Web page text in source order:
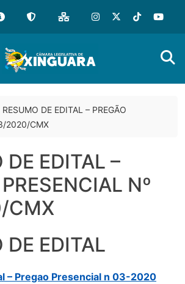
RESUMO DE EDITAL – PREGÃO
2020/CMX
DE EDITAL –
Nº
DE EDITAL
– Pregao Presencial n 03-2020